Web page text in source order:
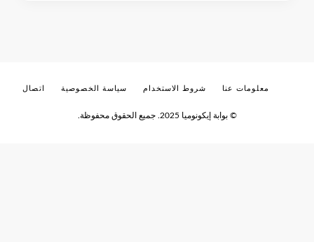
© بوابة إيكونوميا 2025. جميع الحقوق محفوظة.
معلومات عنا شروط الاستخدام سياسة الخصوصية اتصال